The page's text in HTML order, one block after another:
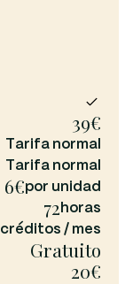
39€
Tarifa normal
Tarifa normal
6€por unidad
72 horas
créditos / mes
Gratuito
20€